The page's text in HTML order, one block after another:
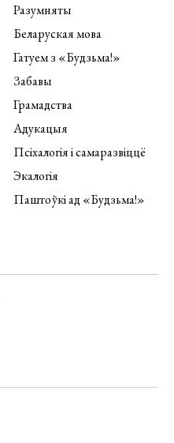
Разумняты
Беларуская мова
Гатуем з «Будзьма!»
Забавы
Грамадства
Адукацыя
Псіхалогія і самаразвіццё
Экалогія
Паштоўкі ад «Будзьма!»